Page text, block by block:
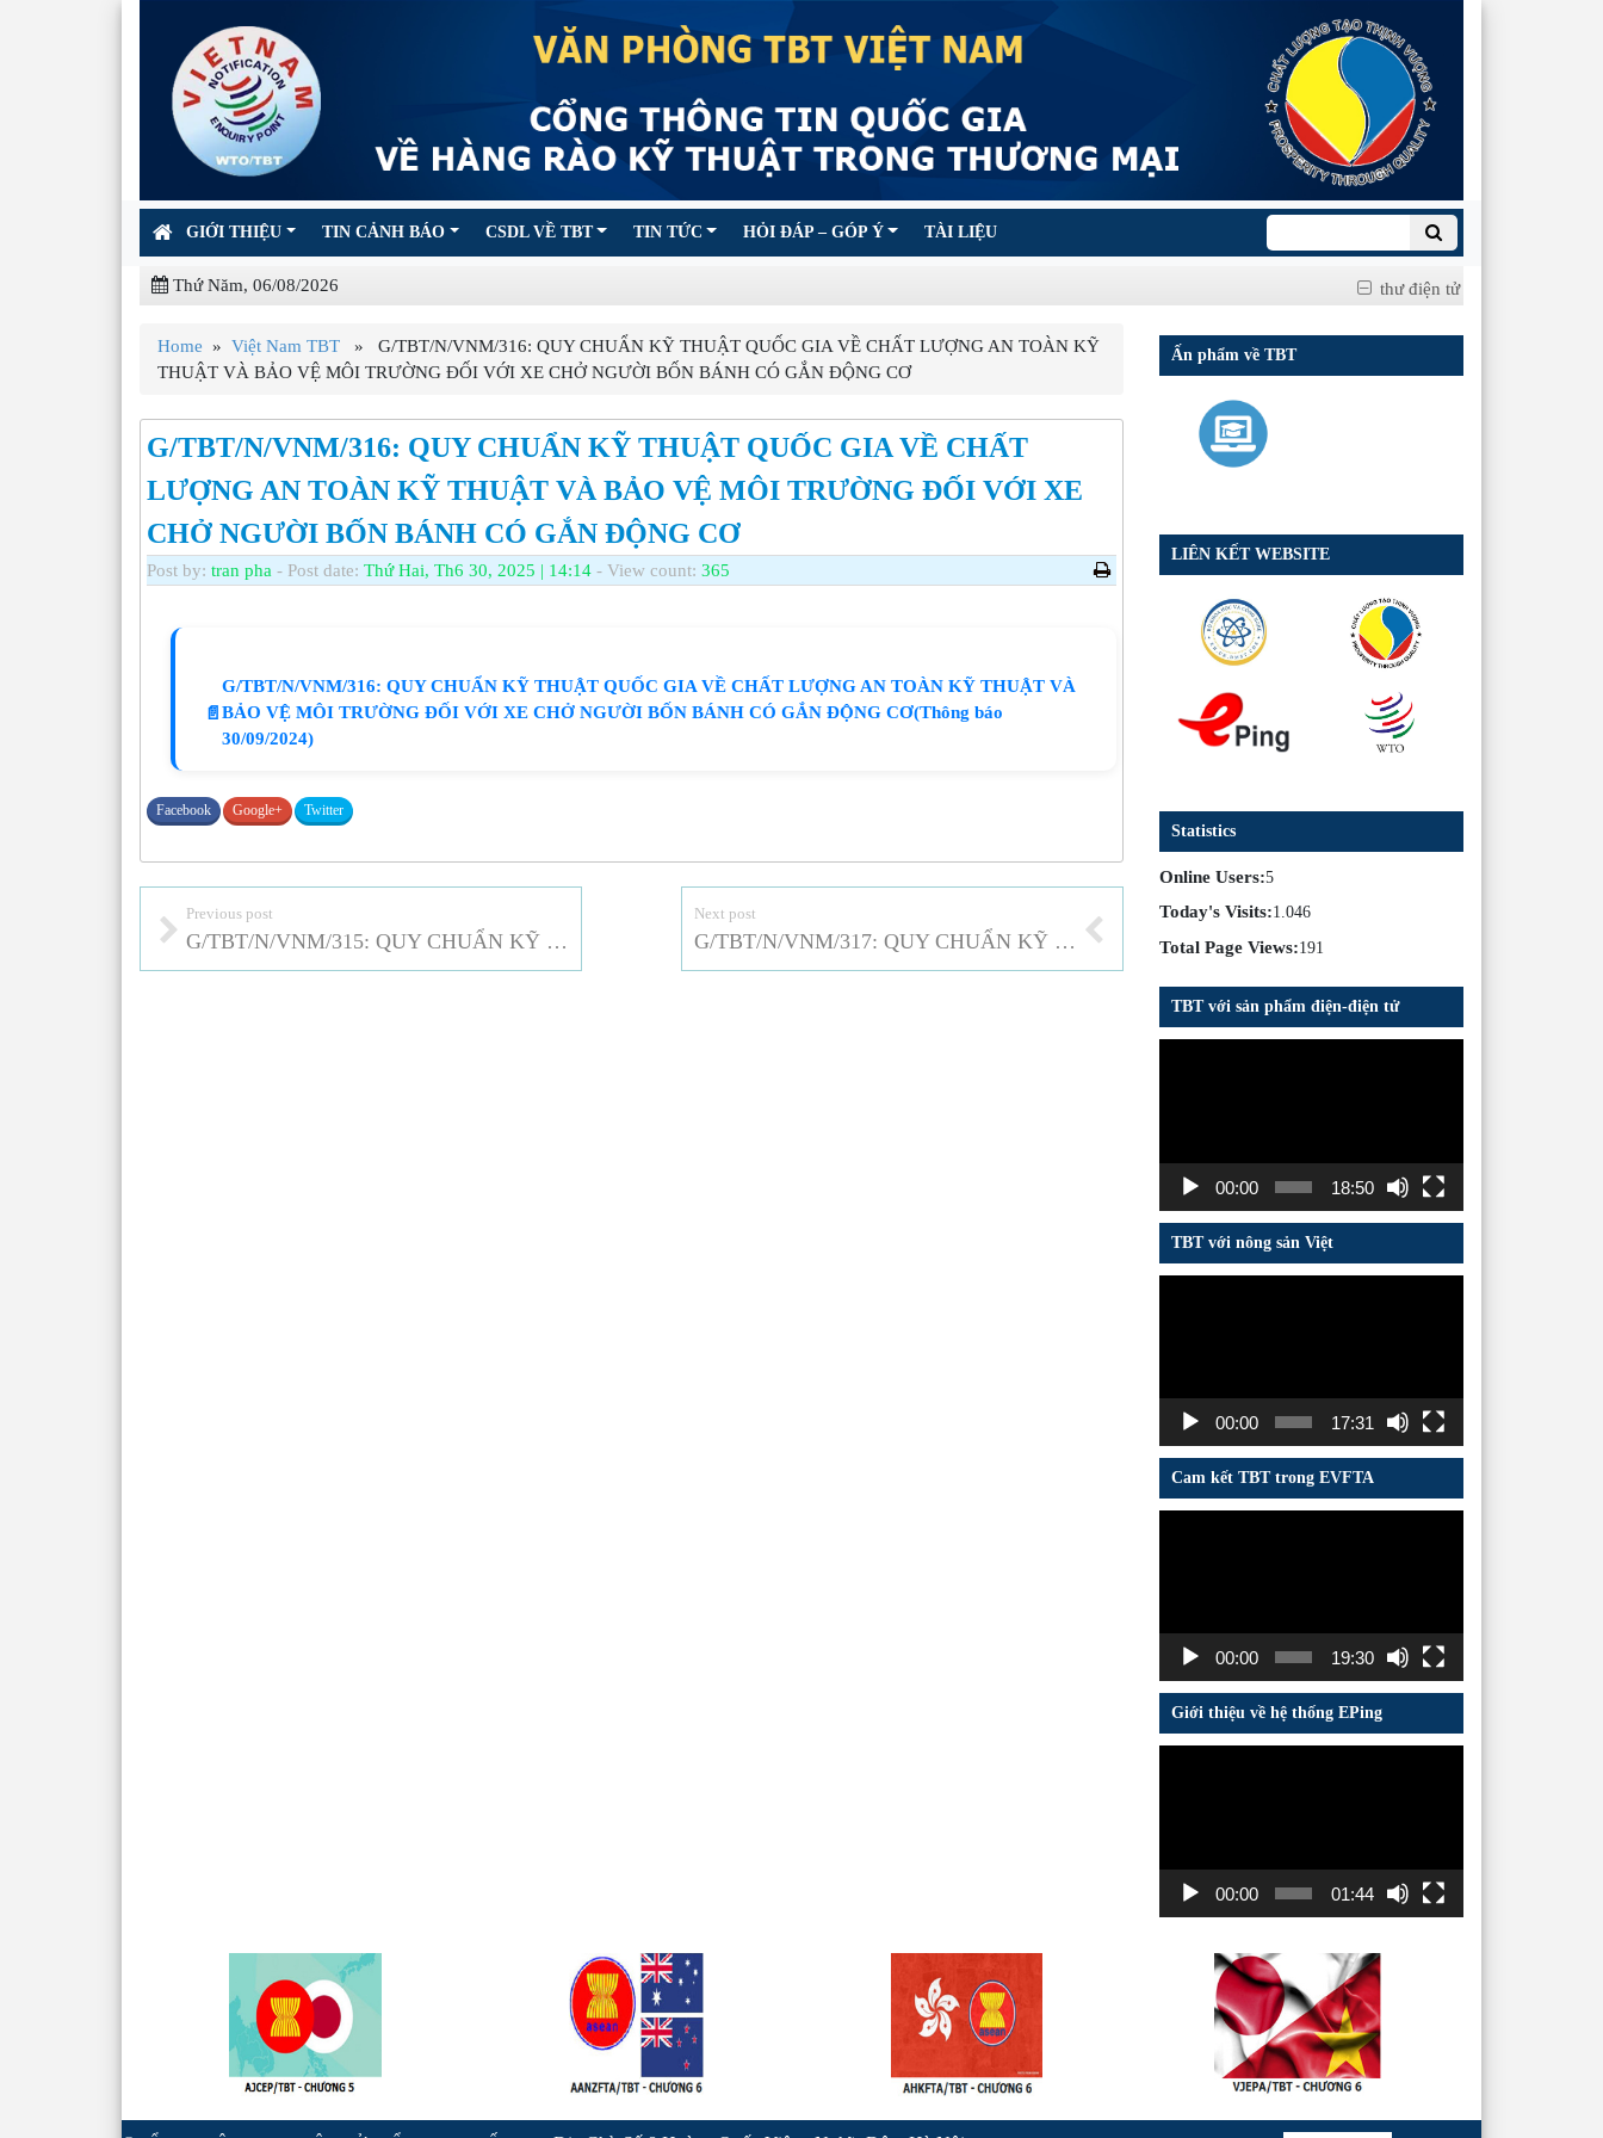
GIỚI THIỆU TIN CẢNH BÁO CSDL VỀ TBT TIN TỨC HỎI ĐÁP – GÓP Ý TÀI LIỆU
Thứ Năm, 06/08/2026 thư điện tử
Home » Việt Nam TBT » G/TBT/N/VNM/316: QUY CHUẨN KỸ THUẬT QUỐC GIA VỀ CHẤT LƯỢNG AN TOÀN KỸ
THUẬT VÀ BẢO VỆ MÔI TRƯỜNG ĐỐI VỚI XE CHỞ NGƯỜI BỐN BÁNH CÓ GẮN ĐỘNG CƠ
G/TBT/N/VNM/316: QUY CHUẨN KỸ THUẬT QUỐC GIA VỀ CHẤT
LƯỢNG AN TOÀN KỸ THUẬT VÀ BẢO VỆ MÔI TRƯỜNG ĐỐI VỚI XE
CHỞ NGƯỜI BỐN BÁNH CÓ GẮN ĐỘNG CƠ
Post by: tran pha - Post date: Thứ Hai, Th6 30, 2025 | 14:14 - View count: 365
📄
G/TBT/N/VNM/316: QUY CHUẨN KỸ THUẬT QUỐC GIA VỀ CHẤT LƯỢNG AN TOÀN KỸ THUẬT VÀ
BẢO VỆ MÔI TRƯỜNG ĐỐI VỚI XE CHỞ NGƯỜI BỐN BÁNH CÓ GẮN ĐỘNG CƠ(Thông báo
30/09/2024)
Facebook Google+ Twitter
Previous post
G/TBT/N/VNM/315: QUY CHUẨN KỸ THUẬT QUỐC GIA VỀ CHẤT LƯỢNG AN TOÀN KỸ THUẬT VÀ BẢO VỆ MÔI TRƯỜNG ĐỐI VỚI XE CHỞ HÀNG BỐN BÁNH CÓ GẮN ĐỘNG CƠ
Next post
G/TBT/N/VNM/317: QUY CHUẨN KỸ THUẬT QUỐC GIA VỀ AN TOÀN KỸ THUẬT VÀ BẢO VỆ MÔI TRƯỜNG ĐỐI VỚI XE Ô TÔ, RƠ MOÓC, SƠ MI RƠ MOÓC THAM GIA GIAO THÔNG ĐƯỜNG BỘ
Ấn phẩm về TBT
LIÊN KẾT WEBSITE
Statistics
Online Users:5
Today's Visits:1.046
Total Page Views:191
TBT với sản phẩm điện-điện tử
00:00 18:50
TBT với nông sản Việt
00:00 17:31
Cam kết TBT trong EVFTA
00:00 19:30
Giới thiệu về hệ thống EPing
00:00 01:44